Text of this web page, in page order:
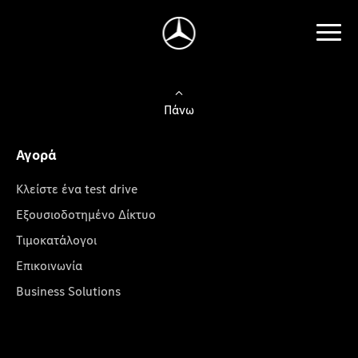
Πάνω
Αγορά
Κλείστε ένα test drive
Εξουσιοδοτημένο Δίκτυο
Τιμοκατάλογοι
Επικοινωνία
Business Solutions